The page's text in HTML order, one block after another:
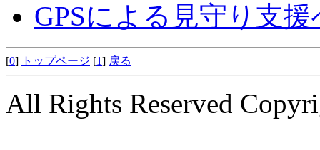
GPSによる見守り支
[0] トップページ [1] 戻る
All Rights Reserved